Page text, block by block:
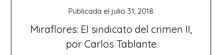
Miraflores: El sindicato del crimen II,
por Carlos Tablante
Publicada el julio 31, 2018